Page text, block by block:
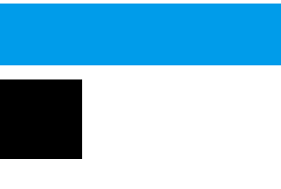
del país
del país